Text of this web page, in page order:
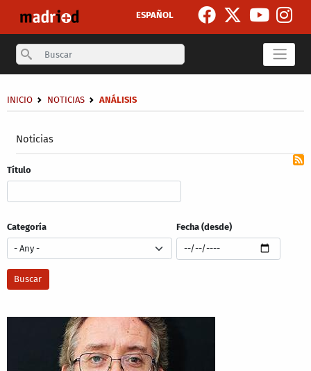
ESPAÑOL
Search
Noticias
Breadcrumb
INICIO NOTICIAS ANÁLISIS
Título
Categoría Fecha (desde)